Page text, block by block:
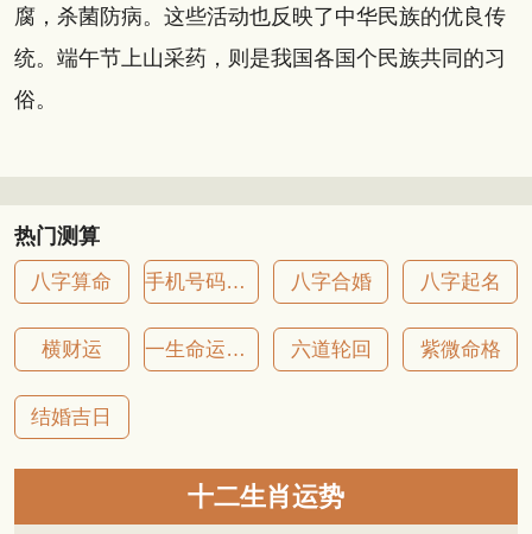
腐，杀菌防病。这些活动也反映了中华民族的优良传
统。端午节上山采药，则是我国各国个民族共同的习
俗。
热门测算
八字算命 手机号码吉凶 八字合婚 八字起名
横财运 一生命运详批 六道轮回 紫微命格
结婚吉日
十二生肖运势